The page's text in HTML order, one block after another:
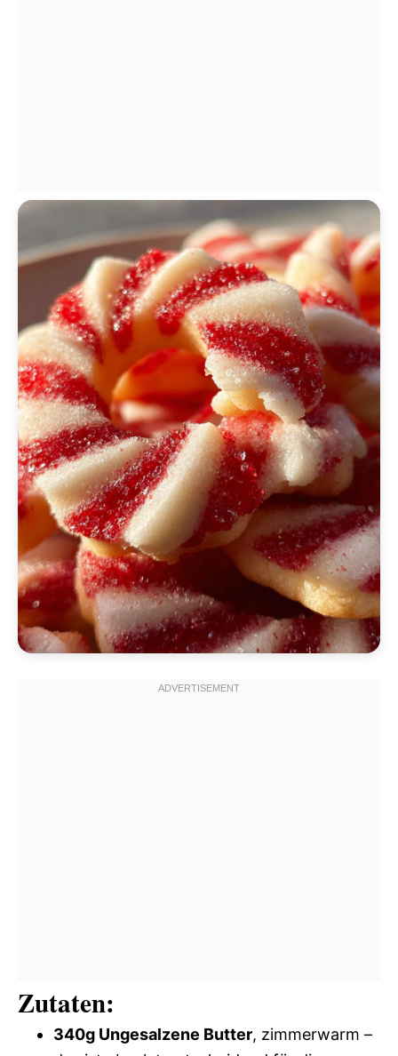
Zutaten:
340g Ungesalzene Butter, zimmerwarm –